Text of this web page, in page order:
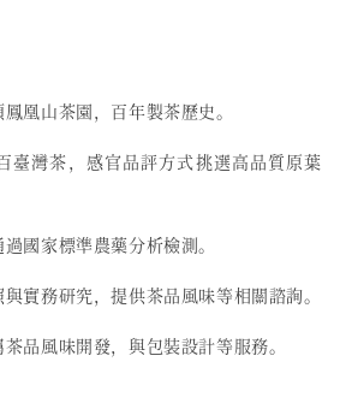
凰山茶園，百年製茶歷史。
灣茶，感官品評方式挑選高品質原葉
國家標準農藥分析檢測。
實務研究，提供茶品風味等相關諮詢。
品風味開發，與包裝設計等服務。